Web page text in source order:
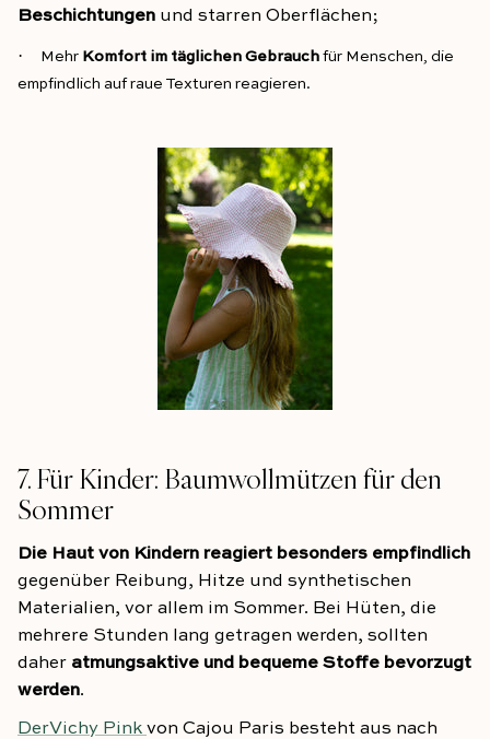
Beschichtungen und starren Oberflächen;
· Mehr Komfort im täglichen Gebrauch für Menschen, die
empfindlich auf raue Texturen reagieren.
7. Für Kinder: Baumwollmützen für den
Sommer
Die Haut von Kindern reagiert besonders empfindlich
gegenüber Reibung, Hitze und synthetischen
Materialien, vor allem im Sommer. Bei Hüten, die
mehrere Stunden lang getragen werden, sollten
daher atmungsaktive und bequeme Stoffe bevorzugt
werden.
DerVichy Pink von Cajou Paris besteht aus nach
Subscribe
and get a 10% discount code!
Birthday
SUBMIT